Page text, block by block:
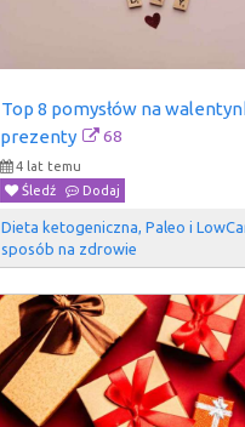
Top 8 pomysłów na
prezenty
68
4 lat temu
Śledź
Dodaj
Dieta ketogeniczna, Paleo i
sposób na zdrowie